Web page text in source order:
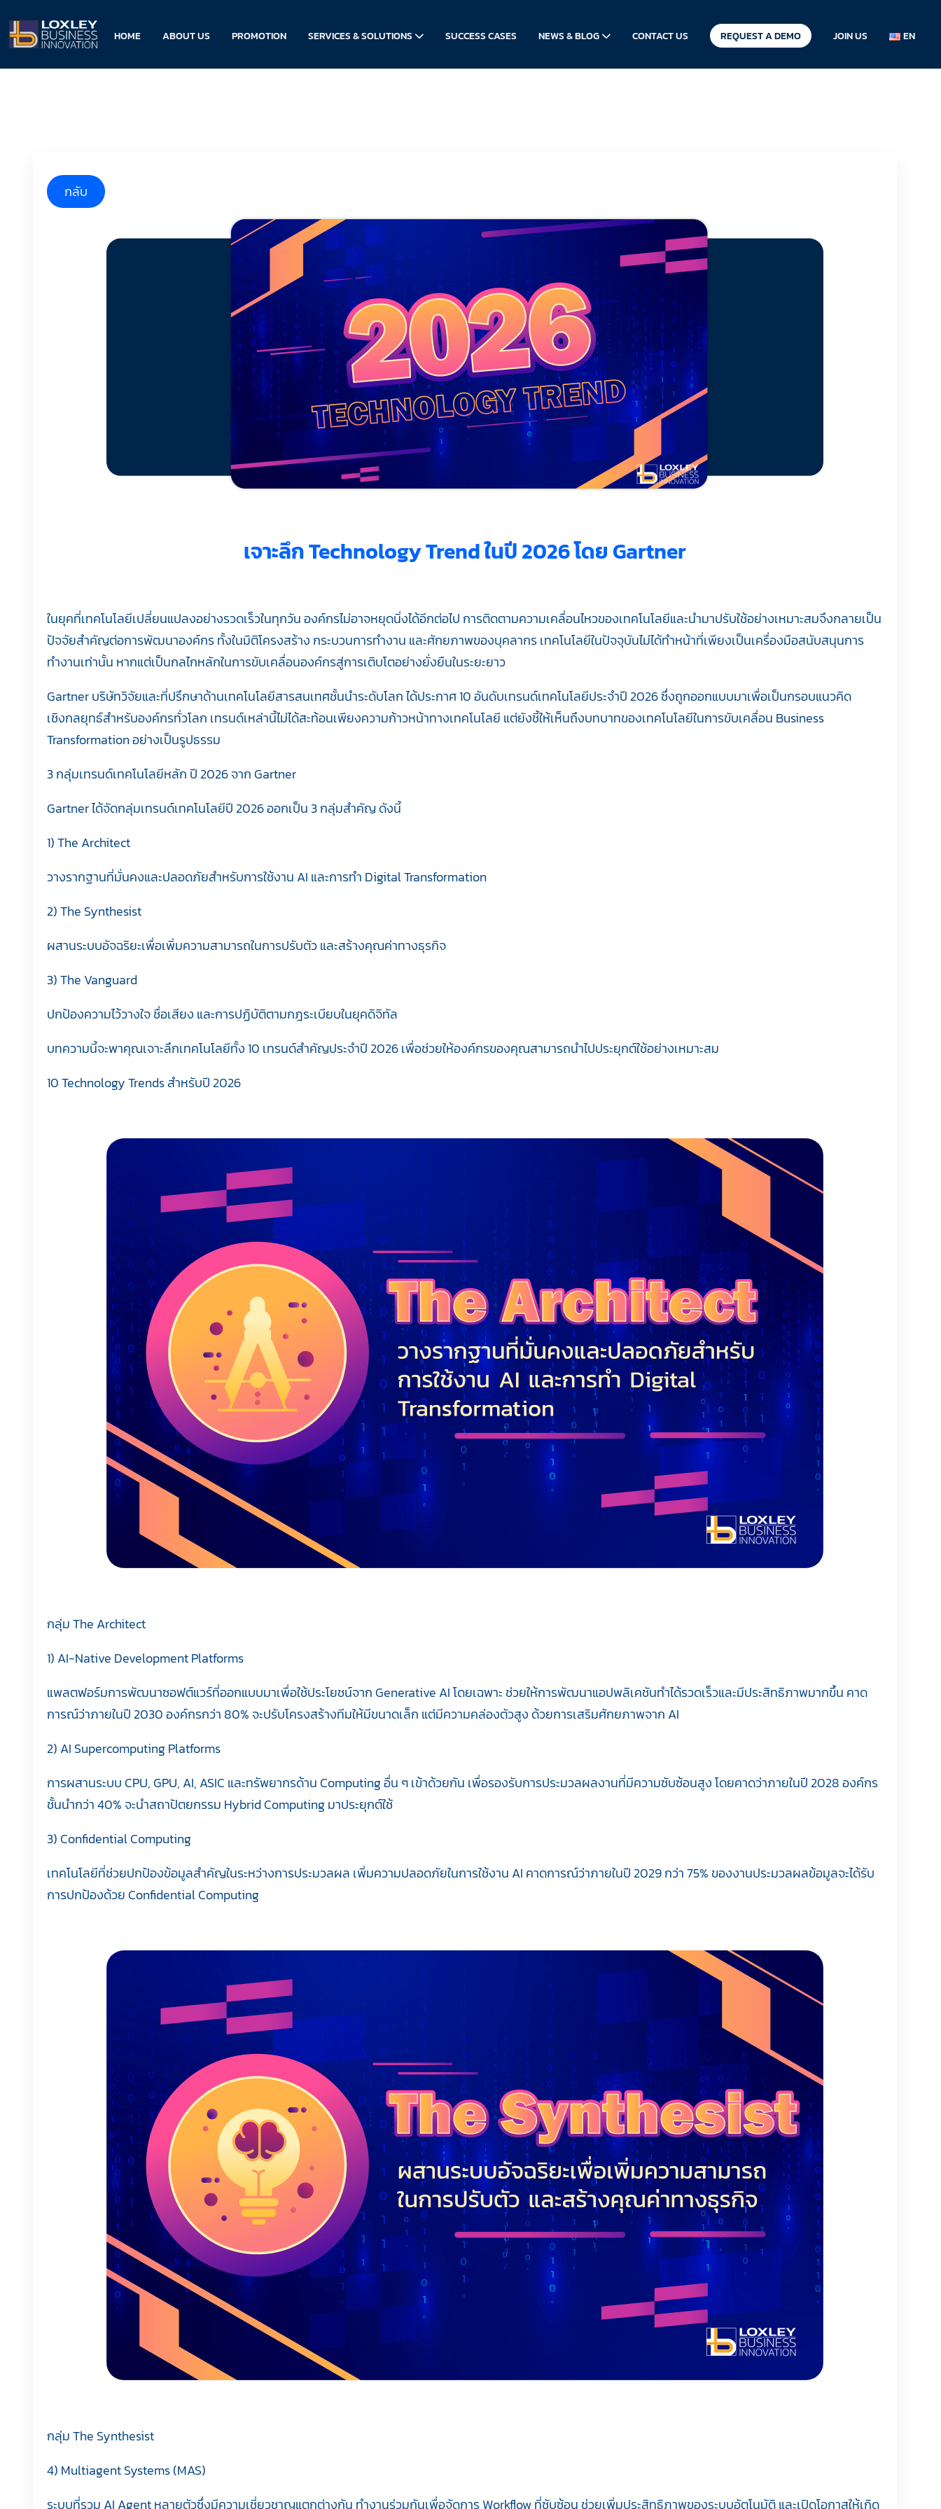
HOME ABOUT US PROMOTION SERVICES & SOLUTIONS SUCCESS CASES NEWS & BLOG CONTACT US REQUEST A DEMO JOIN US EN
กลับ
เจาะลึก Technology Trend ในปี 2026 โดย Gartner
ในยุคที่เทคโนโลยีเปลี่ยนแปลงอย่างรวดเร็วในทุกวัน องค์กรไม่อาจหยุดนิ่งได้อีกต่อไป การติดตามความเคลื่อนไหวของเทคโนโลยีและนำมาปรับใช้อย่างเหมาะสมจึงกลายเป็น
ปัจจัยสำคัญต่อการพัฒนาองค์กร ทั้งในมิติโครงสร้าง กระบวนการทำงาน และศักยภาพของบุคลากร เทคโนโลยีในปัจจุบันไม่ได้ทำหน้าที่เพียงเป็นเครื่องมือสนับสนุนการ
ทำงานเท่านั้น หากแต่เป็นกลไกหลักในการขับเคลื่อนองค์กรสู่การเติบโตอย่างยั่งยืนในระยะยาว
Gartner บริษัทวิจัยและที่ปรึกษาด้านเทคโนโลยีสารสนเทศชั้นนำระดับโลก ได้ประกาศ 10 อันดับเทรนด์เทคโนโลยีประจำปี 2026 ซึ่งถูกออกแบบมาเพื่อเป็นกรอบแนวคิด
เชิงกลยุทธ์สำหรับองค์กรทั่วโลก เทรนด์เหล่านี้ไม่ได้สะท้อนเพียงความก้าวหน้าทางเทคโนโลยี แต่ยังชี้ให้เห็นถึงบทบาทของเทคโนโลยีในการขับเคลื่อน Business
Transformation อย่างเป็นรูปธรรม
3 กลุ่มเทรนด์เทคโนโลยีหลัก ปี 2026 จาก Gartner
Gartner ได้จัดกลุ่มเทรนด์เทคโนโลยีปี 2026 ออกเป็น 3 กลุ่มสำคัญ ดังนี้
1) The Architect
วางรากฐานที่มั่นคงและปลอดภัยสำหรับการใช้งาน AI และการทำ Digital Transformation
2) The Synthesist
ผสานระบบอัจฉริยะเพื่อเพิ่มความสามารถในการปรับตัว และสร้างคุณค่าทางธุรกิจ
3) The Vanguard
ปกป้องความไว้วางใจ ชื่อเสียง และการปฏิบัติตามกฎระเบียบในยุคดิจิทัล
บทความนี้จะพาคุณเจาะลึกเทคโนโลยีทั้ง 10 เทรนด์สำคัญประจำปี 2026 เพื่อช่วยให้องค์กรของคุณสามารถนำไปประยุกต์ใช้อย่างเหมาะสม
10 Technology Trends สำหรับปี 2026
กลุ่ม The Architect
1) AI-Native Development Platforms
แพลตฟอร์มการพัฒนาซอฟต์แวร์ที่ออกแบบมาเพื่อใช้ประโยชน์จาก Generative AI โดยเฉพาะ ช่วยให้การพัฒนาแอปพลิเคชันทำได้รวดเร็วและมีประสิทธิภาพมากขึ้น คาด
การณ์ว่าภายในปี 2030 องค์กรกว่า 80% จะปรับโครงสร้างทีมให้มีขนาดเล็ก แต่มีความคล่องตัวสูง ด้วยการเสริมศักยภาพจาก AI
2) AI Supercomputing Platforms
การผสานระบบ CPU, GPU, AI, ASIC และทรัพยากรด้าน Computing อื่น ๆ เข้าด้วยกัน เพื่อรองรับการประมวลผลงานที่มีความซับซ้อนสูง โดยคาดว่าภายในปี 2028 องค์กร
ชั้นนำกว่า 40% จะนำสถาปัตยกรรม Hybrid Computing มาประยุกต์ใช้
3) Confidential Computing
เทคโนโลยีที่ช่วยปกป้องข้อมูลสำคัญในระหว่างการประมวลผล เพิ่มความปลอดภัยในการใช้งาน AI คาดการณ์ว่าภายในปี 2029 กว่า 75% ของงานประมวลผลข้อมูลจะได้รับ
การปกป้องด้วย Confidential Computing
กลุ่ม The Synthesist
4) Multiagent Systems (MAS)
ระบบที่รวม AI Agent หลายตัวซึ่งมีความเชี่ยวชาญแตกต่างกัน ทำงานร่วมกันเพื่อจัดการ Workflow ที่ซับซ้อน ช่วยเพิ่มประสิทธิภาพของระบบอัตโนมัติ และเปิดโอกาสให้เกิด